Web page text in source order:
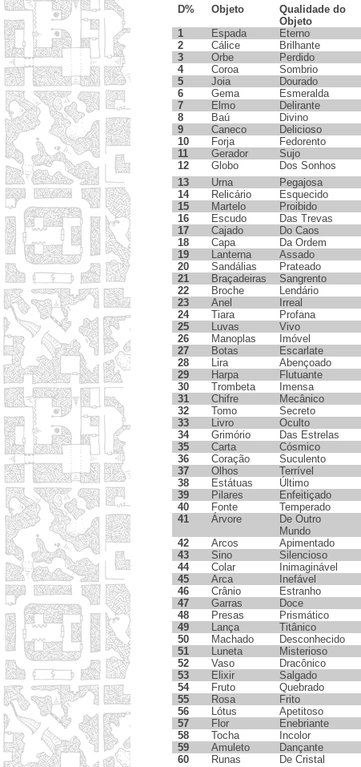
D% Objeto
Qualidade do
Objeto
1
Espada Eterno
2
Cálice Brilhante
3
Orbe Perdido
4
Coroa Sombrio
5
Joia Dourado
6
Gema Esmeralda
7
Elmo Delirante
8
Baú Divino
9
Caneco Delicioso
10
Forja Fedorento
11
Gerador Sujo
12
Globo Dos Sonhos
13
Urna Pegajosa
14
Relicário Esquecido
15
Martelo Proibido
16
Escudo Das Trevas
17
Cajado Do Caos
18
Capa Da Ordem
19
Lanterna Assado
20
Sandálias Prateado
21
Braçadeiras Sangrento
22
Broche Lendário
23
Anel Irreal
24
Tiara Profana
25
Luvas Vivo
26
Manoplas Imóvel
27
Botas Escarlate
28
Lira Abençoado
29
Harpa Flutuante
30
Trombeta Imensa
31
Chifre Mecânico
32
Tomo Secreto
33
Livro Oculto
34
Grimório Das Estrelas
35
Carta Cósmico
36
Coração Suculento
37
Olhos Terrível
38
Estátuas Último
39
Pilares Enfeitiçado
40
Fonte Temperado
41
Árvore
De Outro
Mundo
42
Arcos Apimentado
43
Sino Silencioso
44
Colar Inimaginável
45
Arca Inefável
46
Crânio Estranho
47
Garras Doce
48
Presas Prismático
49
Lança Titânico
50
Machado Desconhecido
51
Luneta Misterioso
52
Vaso Dracônico
53
Elixir Salgado
54
Fruto Quebrado
55
Rosa Frito
56
Lótus Apetitoso
57
Flor Enebriante
58
Tocha Incolor
59
Amuleto Dançante
60
Runas De Cristal